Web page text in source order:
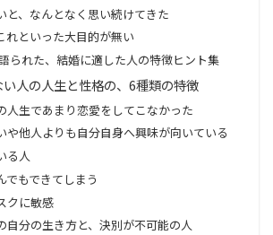
と、なんとなく思い続けてきた
れといった大目的が無い
られた、結婚に適した人の特徴ヒント集
人の人生と性格の、6種類の特徴
人生であまり恋愛をしてこなかった
や他人よりも自分自身へ興味が向いている
る人
でもできてしまう
クに敏感
自分の生き方と、決別が不可能の人